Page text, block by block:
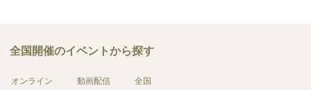
全国開催のイベントから探す
オンライン 動画配信 全国